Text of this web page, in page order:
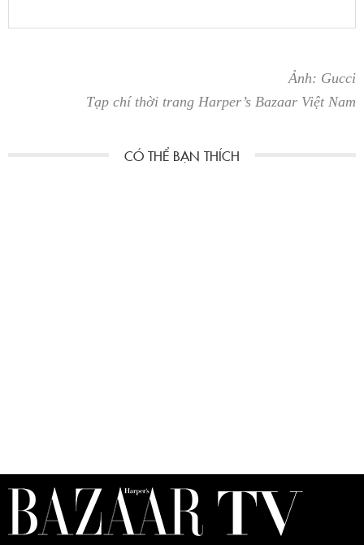
Ảnh: Gucci
Tạp chí thời trang Harper’s Bazaar Việt Nam